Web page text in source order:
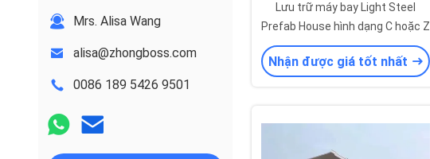
Mrs. Alisa Wang
alisa@zhongboss.com
0086 189 5426 9501
Lưu trữ máy bay Light Steel
Prefab House hình dạng C hoặc Z
Nhận được giá tốt nhất